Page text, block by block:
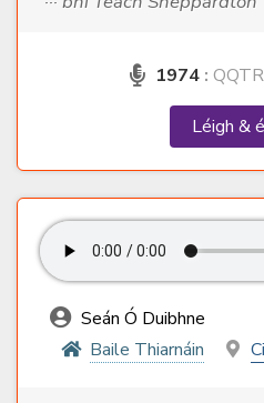
1974 :
Léigh &
Seán Ó Duibhne
Baile Thiarnáin